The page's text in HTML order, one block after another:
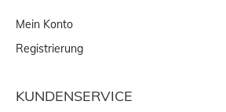
Mein Konto
Registrierung
KUNDENSERVICE